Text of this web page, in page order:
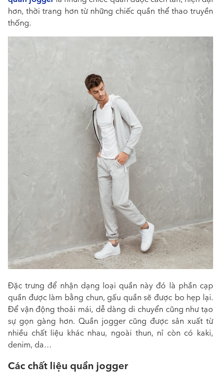
hơn, thời trang hơn từ những chiếc quần thể thao truyền
thống.
Đặc trưng để nhận dạng loại quần này đó là phần cạp
quần được làm bằng chun, gấu quần sẽ được bo hẹp lại.
Để vận động thoải mái, dễ dàng di chuyển cũng như tạo
sự gọn gàng hơn. Quần jogger cũng được sản xuất từ
nhiều chất liệu khác nhau, ngoài thun, nỉ còn có kaki,
denim, da…
Các chất liệu quần jogger